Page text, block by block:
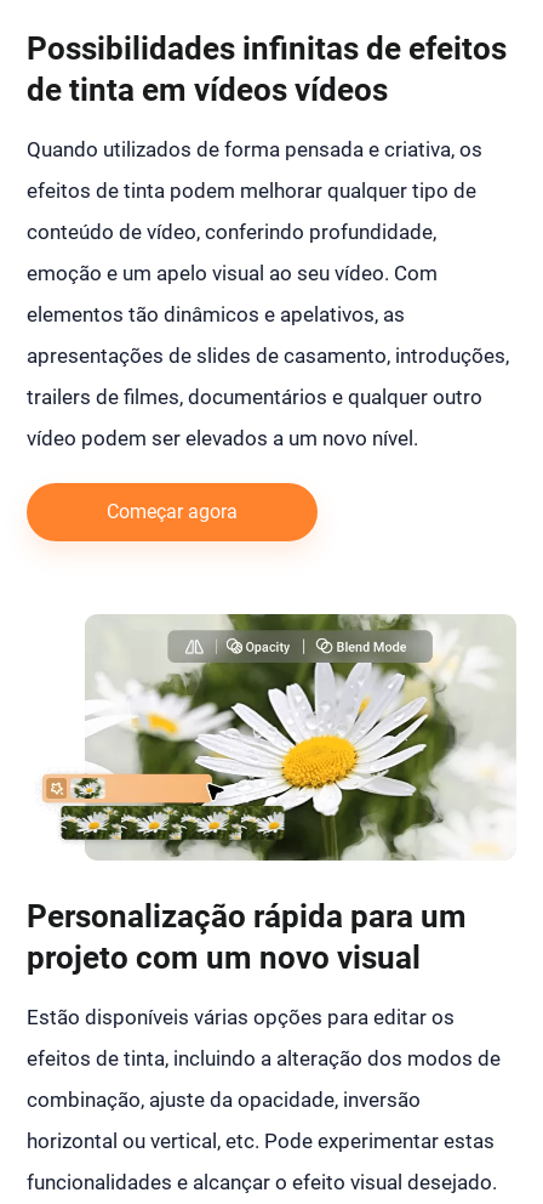
Possibilidades infinitas de efeitos
de tinta em vídeos vídeos
Quando utilizados de forma pensada e criativa, os
efeitos de tinta podem melhorar qualquer tipo de
conteúdo de vídeo, conferindo profundidade,
emoção e um apelo visual ao seu vídeo. Com
elementos tão dinâmicos e apelativos, as
apresentações de slides de casamento, introduções,
trailers de filmes, documentários e qualquer outro
vídeo podem ser elevados a um novo nível.
Começar agora
Personalização rápida para um
projeto com um novo visual
Estão disponíveis várias opções para editar os
efeitos de tinta, incluindo a alteração dos modos de
combinação, ajuste da opacidade, inversão
horizontal ou vertical, etc. Pode experimentar estas
funcionalidades e alcançar o efeito visual desejado.